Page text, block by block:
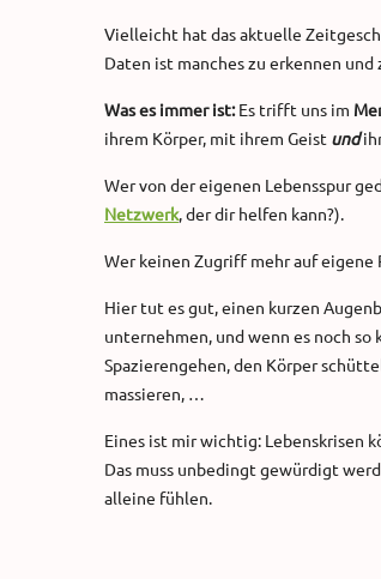
Vielleicht hat das aktuelle
Daten ist manches zu erkennen
Was es immer ist:Es trifft uns im
ihrem Körper, mit ihrem Geist und
Wer von der eigenen Lebensspur
Netzwerk, der dir helfen kann?).
Wer keinen Zugriff mehr auf eigene
Hier tut es gut, einen kurzen
unternehmen, und wenn es noch
Spazierengehen, den Körper
massieren, …
Eines ist mir wichtig: Lebenskrisen
Das muss unbedingt gewürdigt
alleine fühlen.